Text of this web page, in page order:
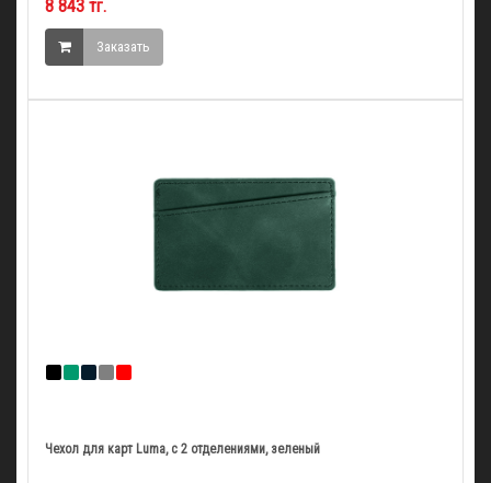
8 843 тг.
Заказать
Чехол для карт Luma, с 2 отделениями, зеленый